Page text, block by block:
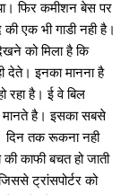
फिर कमीशन बेस पर
एक भी गाडी नही है।
को मिला है कि
देते। इनका मानना है
रहा है। ई वे बिल
मानते है। इसका सबसे
दिन तक रूकना नही
काफी बचत हो जाती
ट्रांसपोर्टर को